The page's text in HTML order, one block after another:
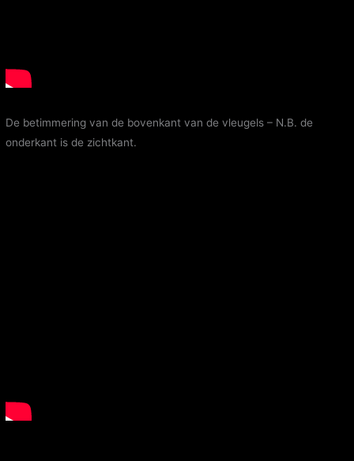
De betimmering van de bovenkant van de vleugels – N.B. de
onderkant is de zichtkant.